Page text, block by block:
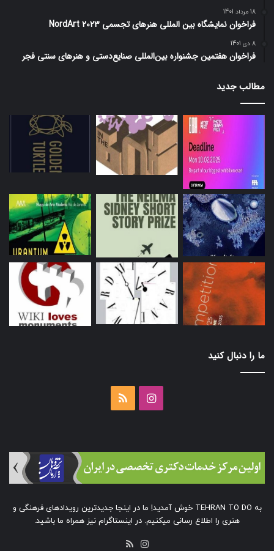
18 مرداد 1401
فراخوان نمایشگاه بین المللی هنرهای تجسمی NordArt 2023
8 دی 1401
فراخوان هفتمین جشنواره بین‌المللی صنایع‌دستی و هنرهای سنتی فجر
مطالب جدید
ما را دنبال کنید
اینستاگرام
به TEHRAN TO DO خوش آمدید! ما در اینجا جدیدترین رویدادهای فرهنگی و
هنری را اطلاع رسانی میکنیم. در اینستاگرام نیز همراه ما باشید.
اینستاگرام